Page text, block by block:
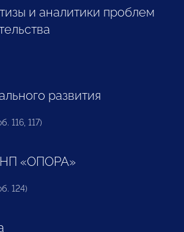
и аналитики проблем
развития
116, 117)
«ОПОРА»
124)